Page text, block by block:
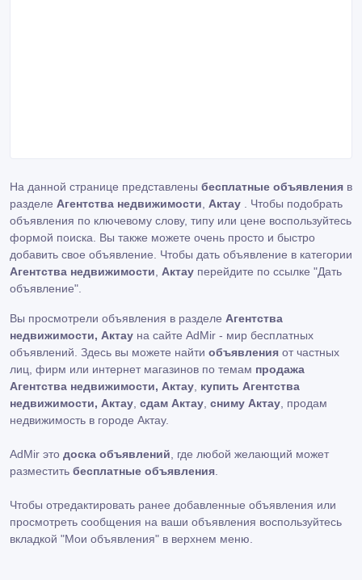
На данной странице представлены бесплатные объявления в
разделе Агентства недвижимости Актау . Чтобы подобрать
объявления по ключевому слову, типу или цене воспользуйтесь
формой поиска. Вы также можете очень просто и быстро
добавить свое объявление. Чтобы дать объявление в категории
Агентства недвижимости
Актау перейдите по ссылке "Дать
объявление"
Вы просмотрели объявления в разделе Агентства
недвижимости, Актау на сайте AdMir - мир бесплатных
объявлений. Здесь вы можете найти объявления от частных
лиц, фирм или интернет магазинов по темам продажа
Агентства недвижимости, Актау купить Агентства
недвижимости, Актау сдам Актау сниму Актау , продам
недвижимость в городе Актау.
AdMir это доска объявлений , где любой желающий может
разместить бесплатные объявления
Чтобы отредактировать ранее добавленные объявления или
просмотреть сообщения на ваши объявления воспользуйтесь
вкладкой "Мои объявления" в верхнем меню.